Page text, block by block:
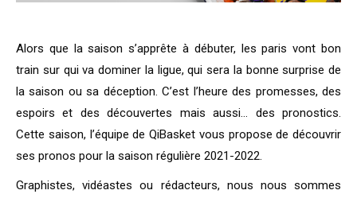
Alors que la saison s’apprête à débuter, les paris vont bon
train sur qui va dominer la ligue, qui sera la bonne surprise de
la saison ou sa déception. C’est l’heure des promesses, des
espoirs et des découvertes mais aussi… des pronostics.
Cette saison, l’équipe de QiBasket vous propose de découvrir
ses pronos pour la saison régulière 2021-2022.
Graphistes, vidéastes ou rédacteurs, nous nous sommes